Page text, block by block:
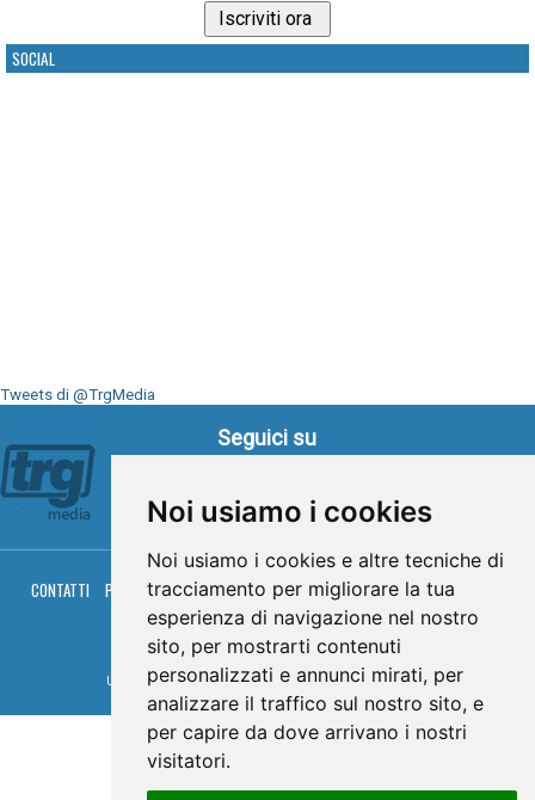
Noi usiamo i cookies
Noi usiamo i cookies e altre tecniche di
tracciamento per migliorare la tua
esperienza di navigazione nel nostro
sito, per mostrarti contenuti
personalizzati e annunci mirati, per
analizzare il traffico sul nostro sito, e
per capire da dove arrivano i nostri
visitatori.
SOCIAL
Tweets di @TrgMedia
Seguici su
CONTATTI PRIVACY COOKIES PALINSESTO DIRETTA TV
DIRETTA RADIO
RGM HITRADIO
© TRG Media 2005-2026
Umbria Televisioni s.r.l. - P.I.00496230541 -www.trgmedia.it- Powered by